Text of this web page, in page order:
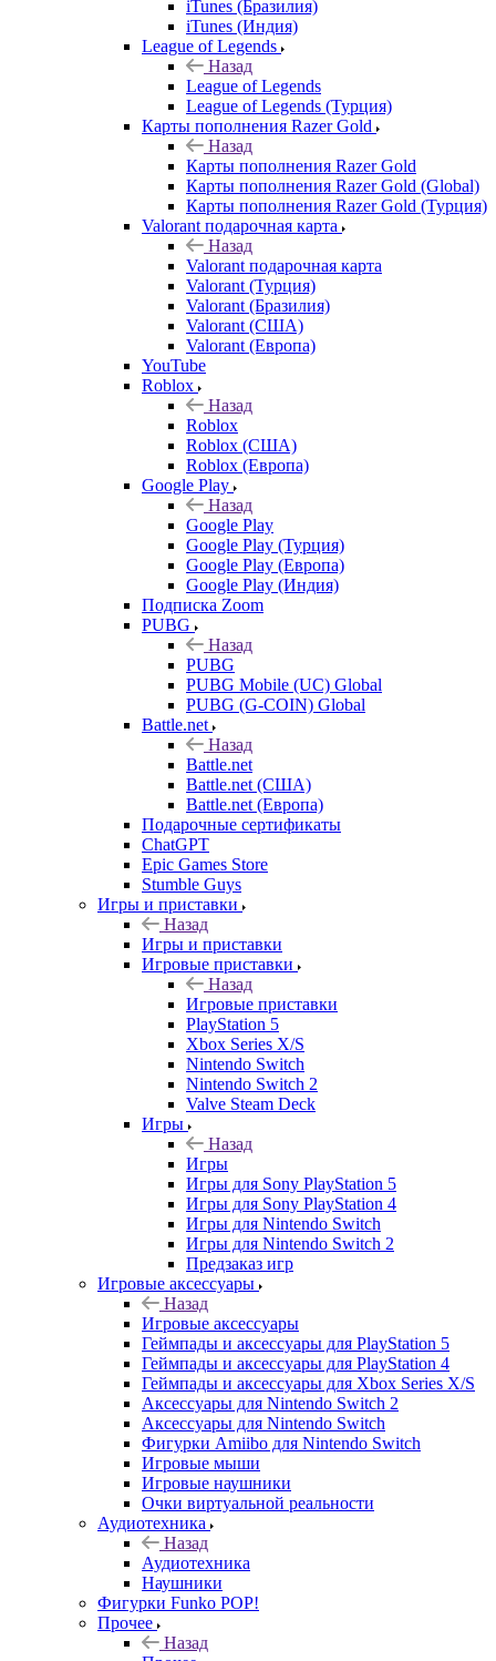
iTunes (Бразилия)
iTunes (Индия)
League of Legends
Назад
League of Legends
League of Legends (Турция)
Карты пополнения Razer Gold
Назад
Карты пополнения Razer Gold
Карты пополнения Razer Gold (Global)
Карты пополнения Razer Gold (Турция)
Valorant подарочная карта
Назад
Valorant подарочная карта
Valorant (Турция)
Valorant (Бразилия)
Valorant (США)
Valorant (Европа)
YouTube
Roblox
Назад
Roblox
Roblox (США)
Roblox (Европа)
Google Play
Назад
Google Play
Google Play (Турция)
Google Play (Европа)
Google Play (Индия)
Подписка Zoom
PUBG
Назад
PUBG
PUBG Mobile (UC) Global
PUBG (G-COIN) Global
Battle.net
Назад
Battle.net
Battle.net (США)
Battle.net (Европа)
Подарочные сертификаты
ChatGPT
Epic Games Store
Stumble Guys
Игры и приставки
Назад
Игры и приставки
Игровые приставки
Назад
Игровые приставки
PlayStation 5
Xbox Series X/S
Nintendo Switch
Nintendo Switch 2
Valve Steam Deck
Игры
Назад
Игры
Игры для Sony PlayStation 5
Игры для Sony PlayStation 4
Игры для Nintendo Switch
Игры для Nintendo Switch 2
Предзаказ игр
Игровые аксессуары
Назад
Игровые аксессуары
Геймпады и аксессуары для PlayStation 5
Геймпады и аксессуары для PlayStation 4
Геймпады и аксессуары для Xbox Series X/S
Аксессуары для Nintendo Switch 2
Аксессуары для Nintendo Switch
Фигурки Amiibo для Nintendo Switch
Игровые мыши
Игровые наушники
Очки виртуальной реальности
Аудиотехника
Назад
Аудиотехника
Наушники
Фигурки Funko POP!
Прочее
Назад